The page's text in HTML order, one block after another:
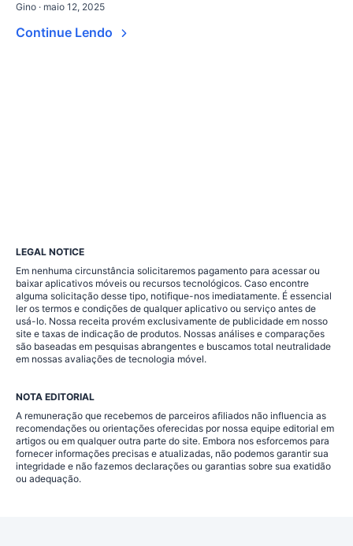
Gino · maio 12, 2025
Continue Lendo
LEGAL NOTICE
Em nenhuma circunstância solicitaremos pagamento para acessar ou
baixar aplicativos móveis ou recursos tecnológicos. Caso encontre
alguma solicitação desse tipo, notifique-nos imediatamente. É essencial
ler os termos e condições de qualquer aplicativo ou serviço antes de
usá-lo. Nossa receita provém exclusivamente de publicidade em nosso
site e taxas de indicação de produtos. Nossas análises e comparações
são baseadas em pesquisas abrangentes e buscamos total neutralidade
em nossas avaliações de tecnologia móvel.
NOTA EDITORIAL
A remuneração que recebemos de parceiros afiliados não influencia as
recomendações ou orientações oferecidas por nossa equipe editorial em
artigos ou em qualquer outra parte do site. Embora nos esforcemos para
fornecer informações precisas e atualizadas, não podemos garantir sua
integridade e não fazemos declarações ou garantias sobre sua exatidão
ou adequação.